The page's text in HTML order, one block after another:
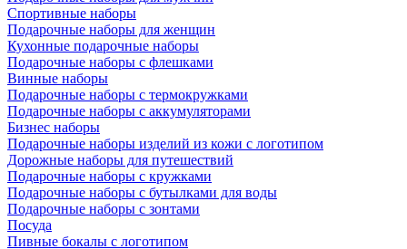
Спортивные наборы
Подарочные наборы для женщин
Кухонные подарочные наборы
Подарочные наборы с флешками
Винные наборы
Подарочные наборы с термокружками
Подарочные наборы с аккумуляторами
Бизнес наборы
Подарочные наборы изделий из кожи с логотипом
Дорожные наборы для путешествий
Подарочные наборы с кружками
Подарочные наборы с бутылками для воды
Подарочные наборы с зонтами
Посуда
Пивные бокалы с логотипом